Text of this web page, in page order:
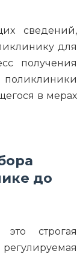
сведений,
для
получения
поликлиники
в мерах
до
строгая